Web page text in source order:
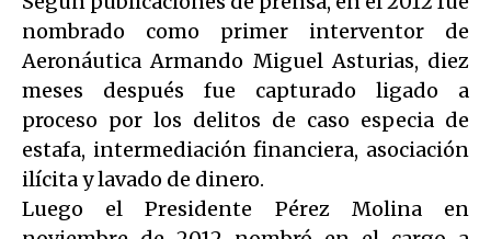
nombrado como primer interventor de
Aeronáutica Armando Miguel Asturias, diez
meses después fue capturado ligado a
proceso por los delitos de caso especia de
estafa, intermediación financiera, asociación
ilícita y lavado de dinero.
Luego el Presidente Pérez Molina en